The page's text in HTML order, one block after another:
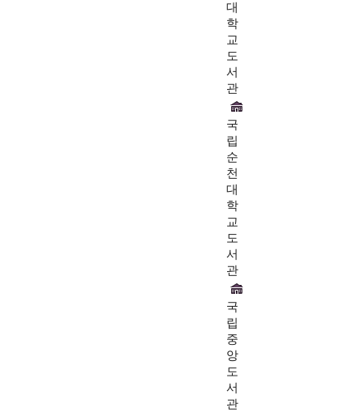
대
학
교
도
서
관
국
립
순
천
대
학
교
도
서
관
국
립
중
앙
도
서
관